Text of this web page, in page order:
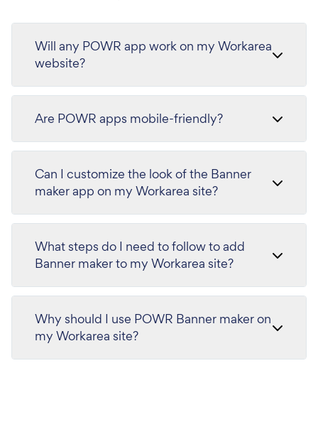
Will any POWR app work on my Workarea
website?
Are POWR apps mobile-friendly?
Can I customize the look of the Banner
maker app on my Workarea site?
What steps do I need to follow to add
Banner maker to my Workarea site?
Why should I use POWR Banner maker on
my Workarea site?